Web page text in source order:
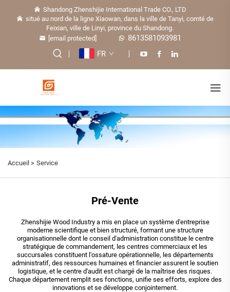
Shandong Zhenshijie International Trade CO., LTD
situé au nord de la ligne Xiaowan, dans la ville de Tanyi, comté de
Feixian, ville de Linyi, province du Shandong.
[email protected]
8613581093981
FR
Accueil > Service
Pré-Vente
Zhenshijie Wood Industry a mis en place un système d'entreprise
moderne scientifique et bien structuré, formant une structure
organisationnelle dont le conseil d'administration constitue le centre
stratégique de commandement, les centres commerciaux et les
succursales constituent l'ossature opérationnelle, les départements
administratif, des ressources humaines et financier assurent le soutien
logistique, et le centre d'audit est chargé de la maîtrise des risques.
Chaque département remplit ses fonctions, unifie ses efforts, explore des
innovations et se développe conjointement.